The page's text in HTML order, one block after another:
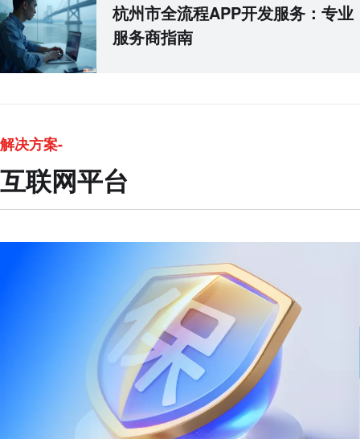
杭州市全流程APP开发服务：专业
服务商指南
解决方案-
互联网平台